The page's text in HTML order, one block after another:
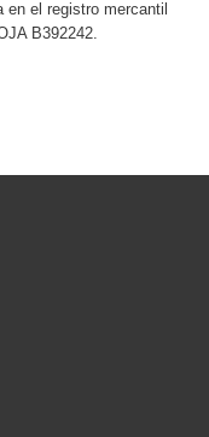
en el registro mercantil
B392242.